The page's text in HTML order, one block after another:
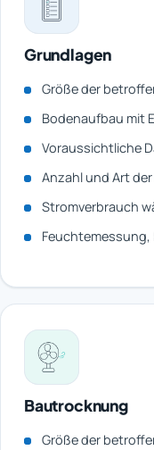
Grundlagen
Größe der
Bodenaufbau mit
Voraussichtliche
Anzahl und Art
Stromverbrauch
Bautrocknung
Größe der